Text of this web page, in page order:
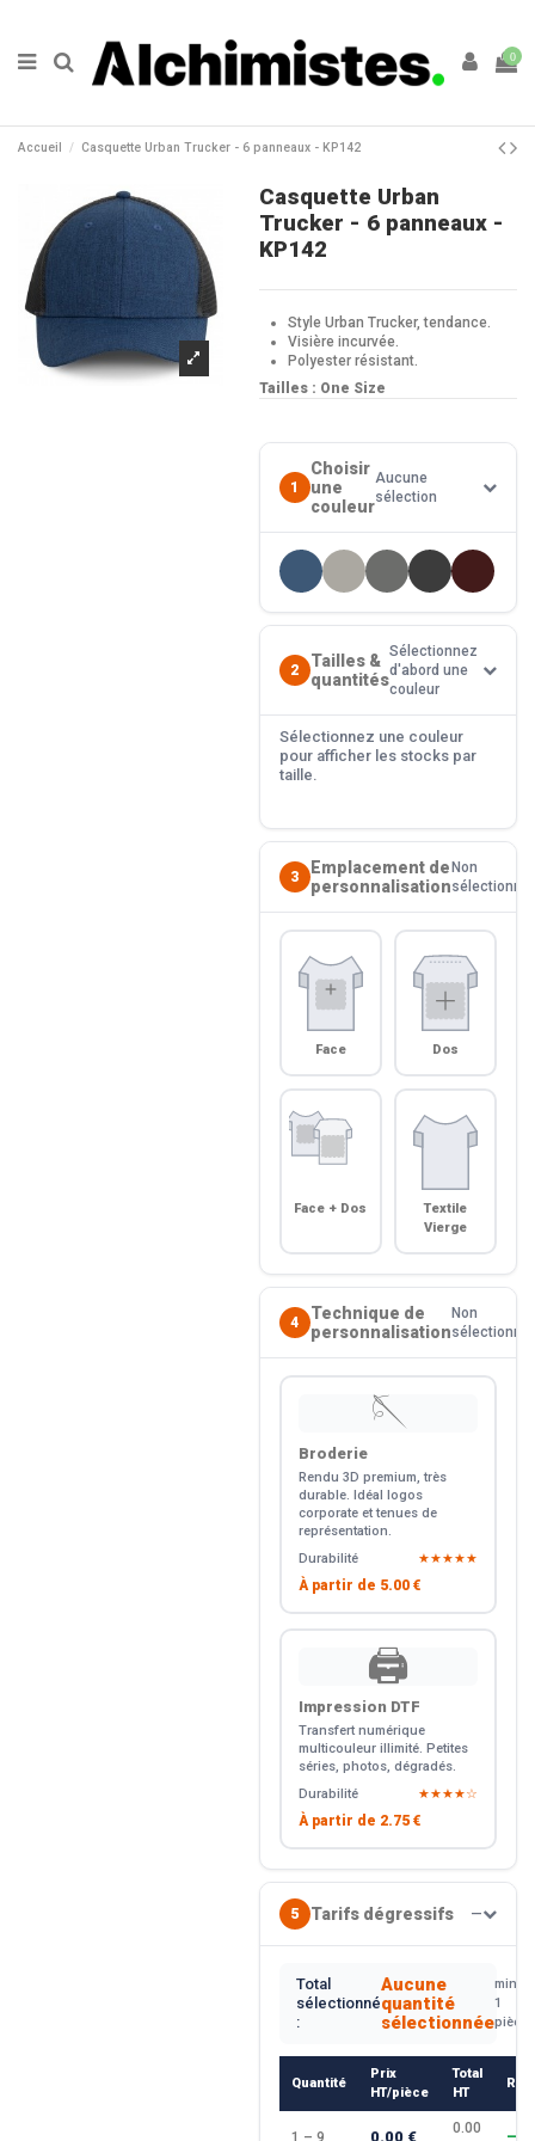
0
Accueil Casquette Urban Trucker - 6 panneaux - KP142
Casquette Urban
Trucker - 6 panneaux -
KP142
Style Urban Trucker, tendance.
Visière incurvée.
Polyester résistant.
Tailles : One Size
1
Choisir
une
couleur
Aucune
sélection
2
Tailles &
quantités
Sélectionnez
d'abord une
couleur
Sélectionnez une couleur
pour afficher les stocks par
taille.
3
Emplacement de
personnalisation
Non
sélectionné
Face Dos
Face + Dos
Textile
Vierge
4
Technique de
personnalisation
Non
sélectionné
🪡
Broderie
Rendu 3D premium, très
durable. Idéal logos
corporate et tenues de
représentation.
Durabilité
★★★★★
À partir de 5.00 €
🖨️
Impression DTF
Transfert numérique
multicouleur illimité. Petites
séries, photos, dégradés.
Durabilité
★★★★☆
À partir de 2.75 €
5 Tarifs dégressifs —
Total
sélectionné
:
Aucune
quantité
sélectionnée
min.
1
pièce
Quantité
Prix
HT/pièce
Total
HT
1 – 9 0.00 €
0.00
—